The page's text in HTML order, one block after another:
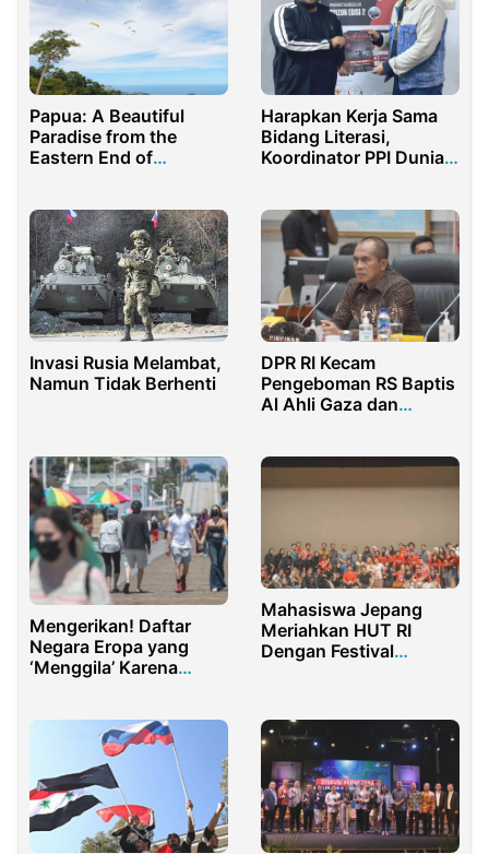
Papua: A Beautiful
Paradise from the
Eastern End of
Harapkan Kerja Sama
Bidang Literasi,
Koordinator PPI Dunia
Invasi Rusia Melambat,
Namun Tidak Berhenti
DPR RI Kecam
Pengeboman RS Baptis
Al Ahli Gaza dan
Mengerikan! Daftar
Negara Eropa yang
‘Menggila’ Karena
Mahasiswa Jepang
Meriahkan HUT RI
Dengan Festival